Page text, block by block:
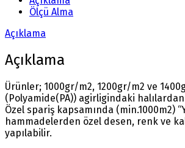
Ölçü Alma
Açıklama
Açıklama
Ürünler; 1000gr/m2, 1200gr/m2 ve
(Polyamide(PA)) agirligindaki
Özel spariş kapsamında (min.1000m2)
hammadelerden özel desen, renk ve
yapılabilir.